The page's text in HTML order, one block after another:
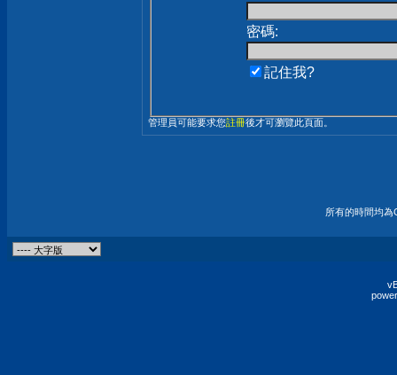
密碼:
記住我?
管理員可能要求您註冊後才可瀏覽此頁面。
所有的時間均為